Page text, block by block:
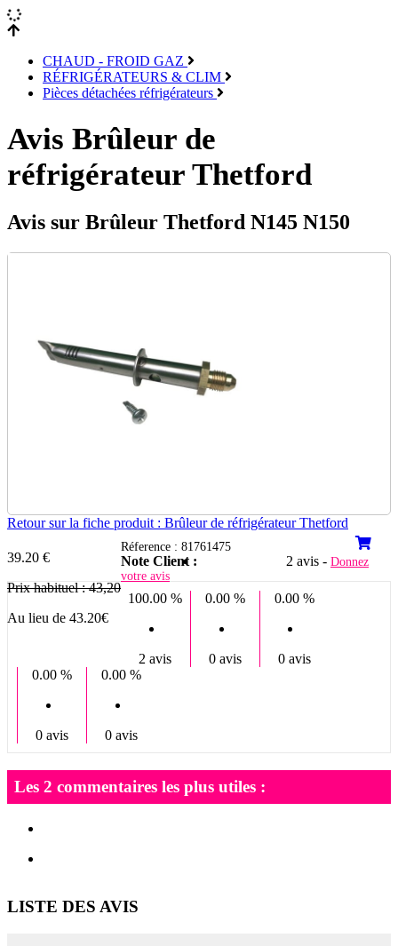
CHAUD - FROID GAZ
RÉFRIGÉRATEURS & CLIM
Pièces détachées réfrigérateurs
Avis Brûleur de
réfrigérateur Thetford
Avis sur Brûleur Thetford N145 N150
Retour sur la fiche produit : Brûleur de réfrigérateur Thetford
39.20 €
Prix habituel : 43,20
Au lieu de 43.20€
Réference : 81761475
Note Client : 2 avis - Donnez
votre avis
100.00 %
2 avis
0.00 %
0 avis
0.00 %
0 avis
0.00 %
0 avis
0.00 %
0 avis
Les 2 commentaires les plus utiles :
LISTE DES AVIS